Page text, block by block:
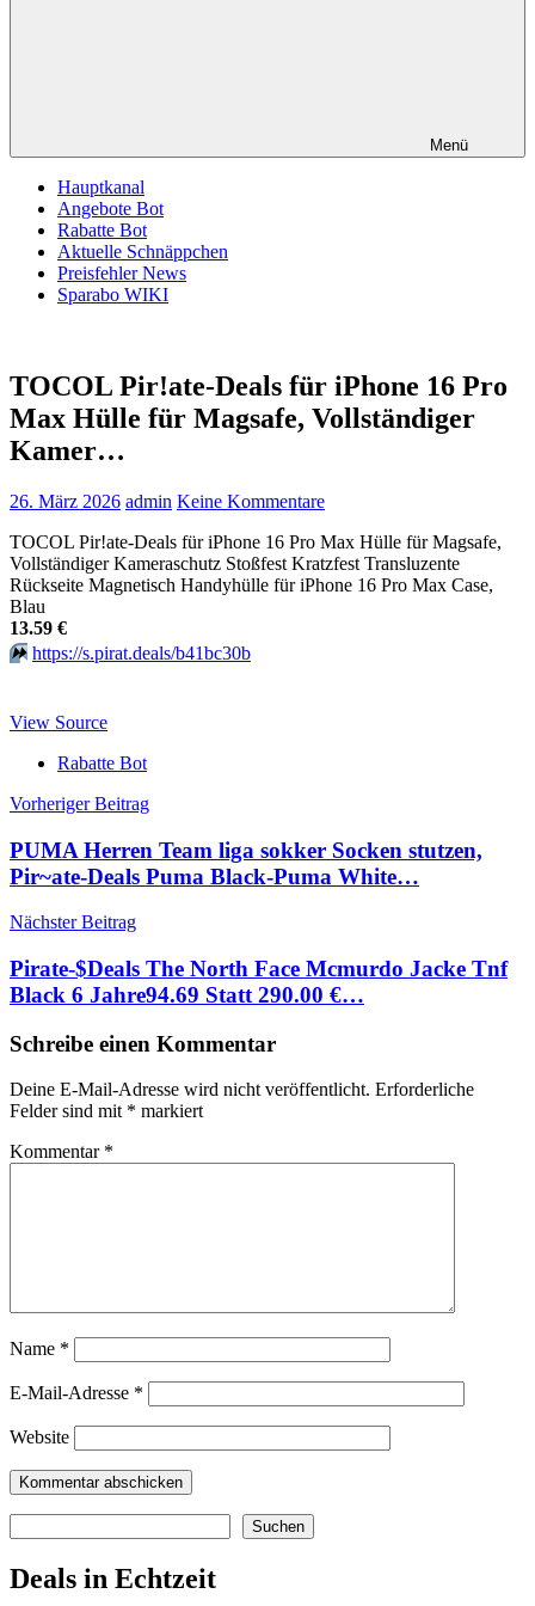
Menü
Hauptkanal
Angebote Bot
Rabatte Bot
Aktuelle Schnäppchen
Preisfehler News
Sparabo WIKI
TOCOL Pir!ate-Deals für iPhone 16 Pro
Max Hülle für Magsafe, Vollständiger
Kamer…
26. März 2026 admin Keine Kommentare
TOCOL Pir!ate-Deals für iPhone 16 Pro Max Hülle für Magsafe,
Vollständiger Kameraschutz Stoßfest Kratzfest Transluzente
Rückseite Magnetisch Handyhülle für iPhone 16 Pro Max Case,
Blau
13.59 €
⏩️ https://s.pirat.deals/b41bc30b
View Source
Rabatte Bot
Beitragsnavigation
Vorheriger Beitrag
PUMA Herren Team liga sokker Socken stutzen,
Pir~ate-Deals Puma Black-Puma White…
Nächster Beitrag
Pirate-$Deals The North Face Mcmurdo Jacke Tnf
Black 6 Jahre94.69 Statt 290.00 €…
Schreibe einen Kommentar
Deine E-Mail-Adresse wird nicht veröffentlicht. Erforderliche
Felder sind mit * markiert
Kommentar *
Name *
E-Mail-Adresse *
Website
Suchen
Deals in Echtzeit